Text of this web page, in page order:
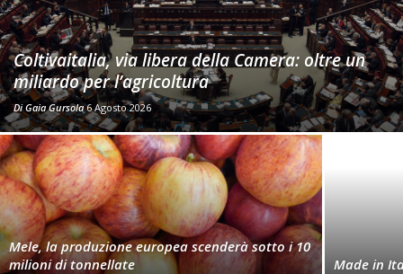
Coltivaitalia, via libera della Camera: oltre un
miliardo per l’agricoltura
DiGaia Gursola 6 Agosto 2026
Mele, la produzione europea scenderà sotto i 10
milioni di tonnellate
Made in